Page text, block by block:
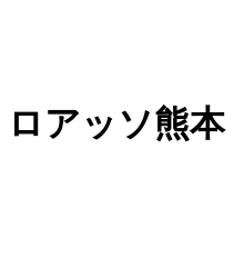
ロアッソ熊本